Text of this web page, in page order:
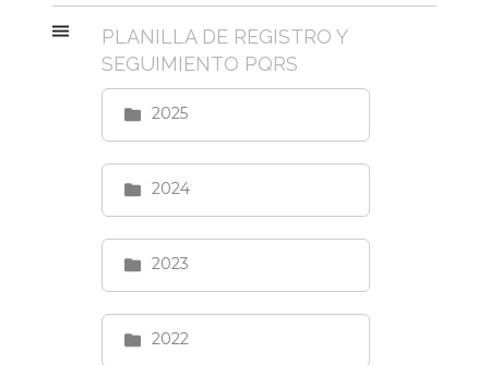
PLANILLA DE REGISTRO Y
SEGUIMIENTO PQRS
2025
2024
2023
2022